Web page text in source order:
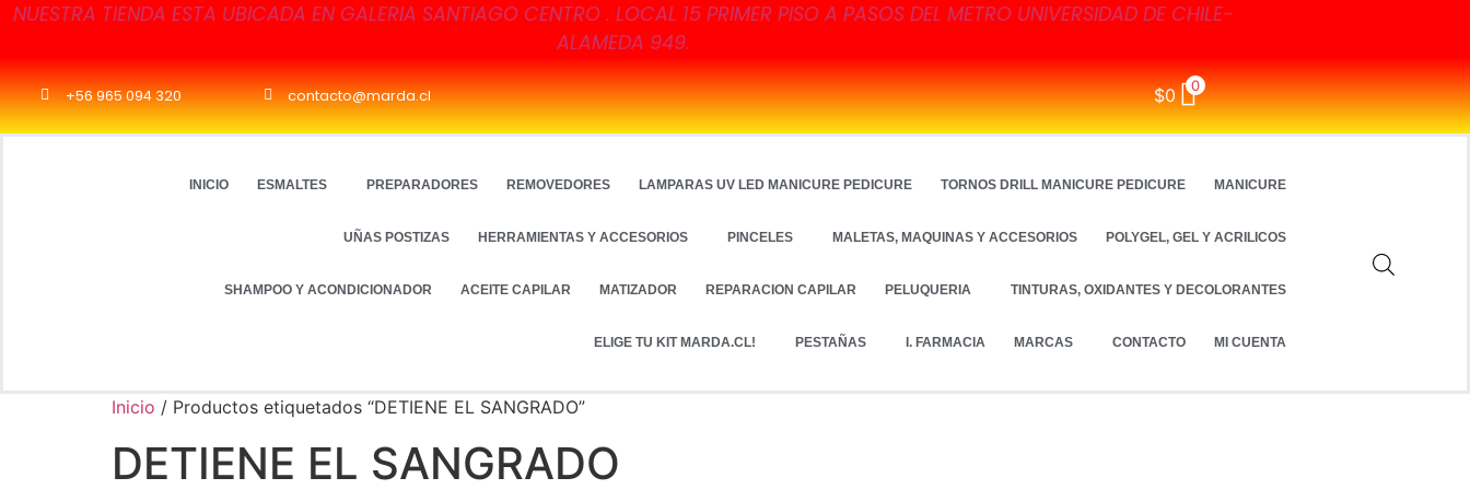
NUESTRA TIENDA ESTA UBICADA EN GALERIA SANTIAGO CENTRO . LOCAL 15 PRIMER PISO A PASOS DEL METRO UNIVERSIDAD DE CHILE-
ALAMEDA 949.
+56 965 094 320 contacto@marda.cl $0 0
INICIO ESMALTES PREPARADORES REMOVEDORES LAMPARAS UV LED MANICURE PEDICURE TORNOS DRILL MANICURE PEDICURE MANICURE
UÑAS POSTIZAS HERRAMIENTAS Y ACCESORIOS PINCELES MALETAS, MAQUINAS Y ACCESORIOS POLYGEL, GEL Y ACRILICOS
SHAMPOO Y ACONDICIONADOR ACEITE CAPILAR MATIZADOR REPARACION CAPILAR PELUQUERIA TINTURAS, OXIDANTES Y DECOLORANTES
ELIGE TU KIT MARDA.CL! PESTAÑAS I. FARMACIA MARCAS CONTACTO MI CUENTA
Inicio / Productos etiquetados “DETIENE EL SANGRADO”
DETIENE EL SANGRADO